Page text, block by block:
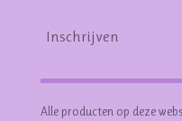
Inschrijven
Alle producten op deze